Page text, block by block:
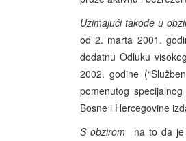
Uzimajući takođe u
od 2. marta 2001.
dodatnu Odluku
2002. godine
pomenutog
Bosne i Hercegovine
S obzirom na to da je